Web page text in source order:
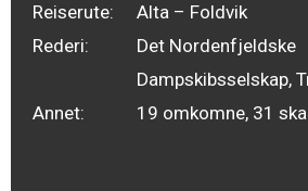
Reiserute:
Alta – Foldvik
Rederi:
Det Nordenfjeldske
Dampskibsselskap,
Annet:
19 omkomne, 31